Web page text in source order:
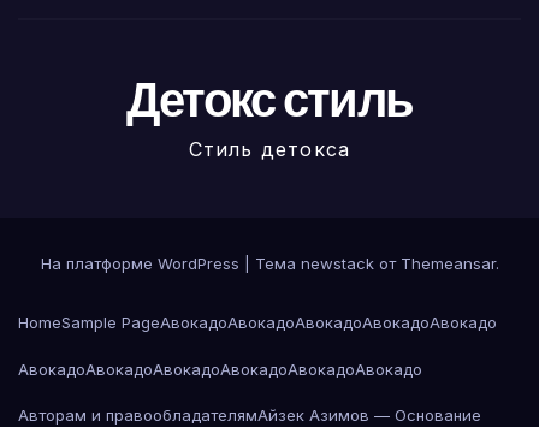
Детокс стиль
Стиль детокса
На платформе WordPress Тема newstack от Themeansar.
HomeSample PageАвокадоАвокадоАвокадоАвокадоАвокадо
АвокадоАвокадоАвокадоАвокадоАвокадоАвокадо
Авторам и правообладателямАйзек Азимов — Основание